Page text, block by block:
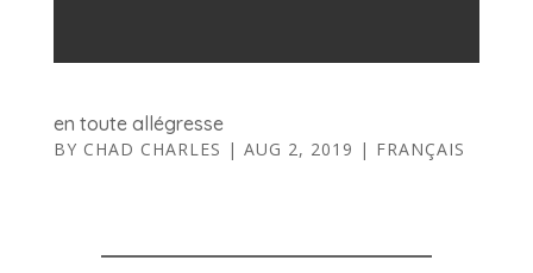
en toute allégresse
BY CHAD CHARLES | AUG 2, 2019 | FRANÇAIS